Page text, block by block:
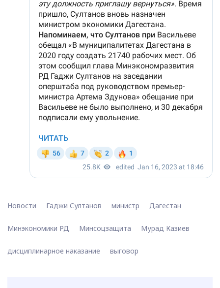
Новости Гаджи Султанов министр Дагестан
Минэкономики РД Минсоцзащита Мурад Казиев
дисциплинарное наказание выговор